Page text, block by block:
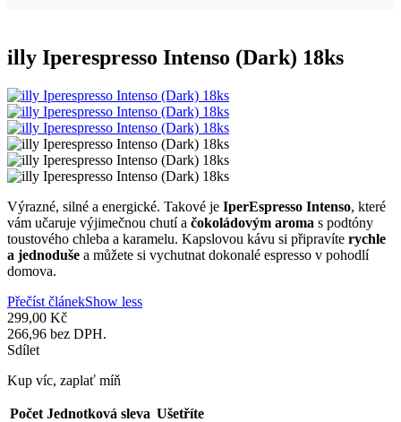
illy Iperespresso Intenso (Dark) 18ks
Výrazné, silné a energické. Takové je IperEspresso Intenso, které
vám učaruje výjimečnou chutí a čokoládovým aroma s podtóny
toustového chleba a karamelu. Kapslovou kávu si připravíte rychle
a jednoduše a můžete si vychutnat dokonalé espresso v pohodlí
domova.
Přečíst článekShow less
299,00 Kč
266,96 bez DPH.
Sdílet
Kup víc, zaplať míň
Počet Jednotková sleva Ušetříte